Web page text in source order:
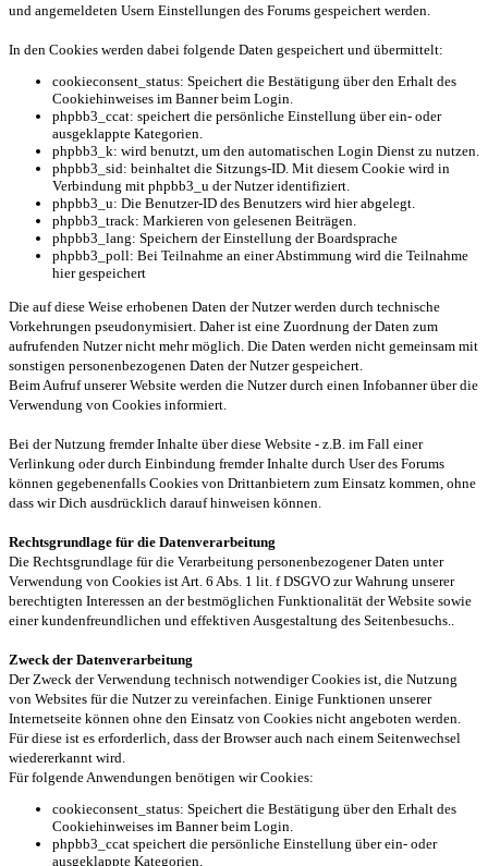
und angemeldeten Usern Einstellungen des Forums gespeichert werden.
In den Cookies werden dabei folgende Daten gespeichert und übermittelt:
cookieconsent_status: Speichert die Bestätigung über den Erhalt des
Cookiehinweises im Banner beim Login.
phpbb3_ccat: speichert die persönliche Einstellung über ein- oder
ausgeklappte Kategorien.
phpbb3_k: wird benutzt, um den automatischen Login Dienst zu nutzen.
phpbb3_sid: beinhaltet die Sitzungs-ID. Mit diesem Cookie wird in
Verbindung mit phpbb3_u der Nutzer identifiziert.
phpbb3_u: Die Benutzer-ID des Benutzers wird hier abgelegt.
phpbb3_track: Markieren von gelesenen Beiträgen.
phpbb3_lang: Speichern der Einstellung der Boardsprache
phpbb3_poll: Bei Teilnahme an einer Abstimmung wird die Teilnahme
hier gespeichert
Die auf diese Weise erhobenen Daten der Nutzer werden durch technische
Vorkehrungen pseudonymisiert. Daher ist eine Zuordnung der Daten zum
aufrufenden Nutzer nicht mehr möglich. Die Daten werden nicht gemeinsam mit
sonstigen personenbezogenen Daten der Nutzer gespeichert.
Beim Aufruf unserer Website werden die Nutzer durch einen Infobanner über die
Verwendung von Cookies informiert.
Bei der Nutzung fremder Inhalte über diese Website - z.B. im Fall einer
Verlinkung oder durch Einbindung fremder Inhalte durch User des Forums
können gegebenenfalls Cookies von Drittanbietern zum Einsatz kommen, ohne
dass wir Dich ausdrücklich darauf hinweisen können.
Rechtsgrundlage für die Datenverarbeitung
Die Rechtsgrundlage für die Verarbeitung personenbezogener Daten unter
Verwendung von Cookies ist Art. 6 Abs. 1 lit. f DSGVO zur Wahrung unserer
berechtigten Interessen an der bestmöglichen Funktionalität der Website sowie
einer kundenfreundlichen und effektiven Ausgestaltung des Seitenbesuchs..
Zweck der Datenverarbeitung
Der Zweck der Verwendung technisch notwendiger Cookies ist, die Nutzung
von Websites für die Nutzer zu vereinfachen. Einige Funktionen unserer
Internetseite können ohne den Einsatz von Cookies nicht angeboten werden.
Für diese ist es erforderlich, dass der Browser auch nach einem Seitenwechsel
wiedererkannt wird.
Für folgende Anwendungen benötigen wir Cookies:
cookieconsent_status: Speichert die Bestätigung über den Erhalt des
Cookiehinweises im Banner beim Login.
phpbb3_ccat speichert die persönliche Einstellung über ein- oder
ausgeklappte Kategorien.